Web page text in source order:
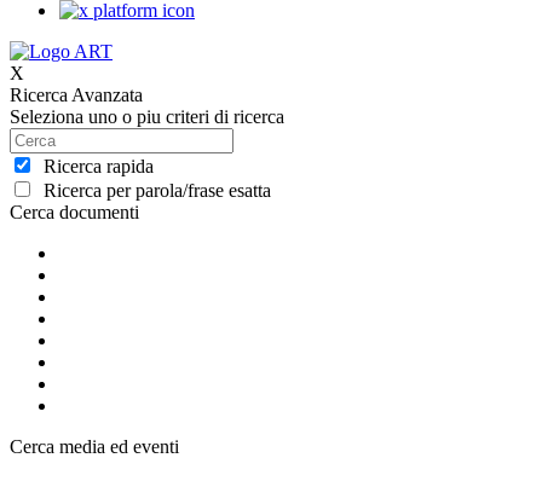
X
Ricerca Avanzata
Seleziona uno o piu criteri di ricerca
Ricerca rapida
Ricerca per parola/frase esatta
Cerca documenti
Cerca media ed eventi